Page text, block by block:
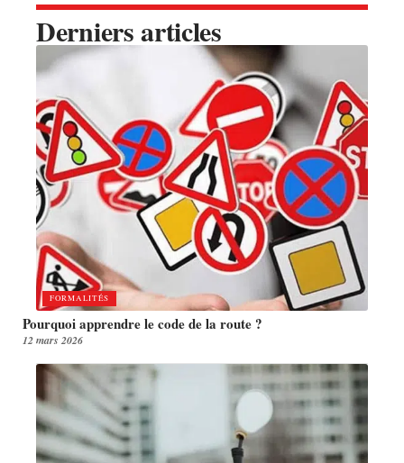
Derniers articles
FORMALITÉS
Pourquoi apprendre le code de la route ?
12 mars 2026